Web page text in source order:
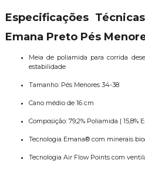
Especificações
Emana Preto Pés
Meia de poliamida para corrida
estabilidade
Tamanho: Pés Menores 34-38
Cano médio de 16 cm
Composição: 79,2% Poliamida | 15,8%
Tecnologia Emana® com minerais
Tecnologia Air Flow Points com